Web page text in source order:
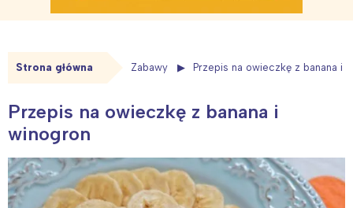
Strona główna Zabawy Przepis na owieczkę z banana i
Przepis na owieczkę z banana i
winogron